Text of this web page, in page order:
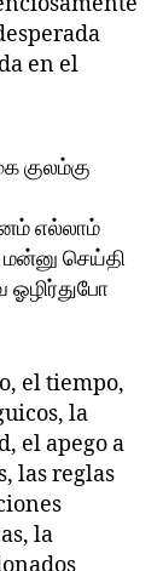
en el
குலம்கு
எல்லாம்‌
செய்தி
ஓழிர்துபோ
el tiempo,
la
el apego a
las reglas
la